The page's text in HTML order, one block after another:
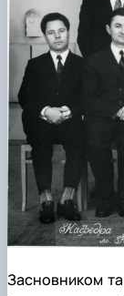
Засновником